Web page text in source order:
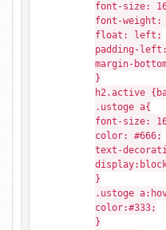
font-size:
font-weight:
float: left;
padding-
margin-
}
h2.active
.ustoge a{
font-size:
color: #666;
text-
}
.ustoge
color:#333;
}